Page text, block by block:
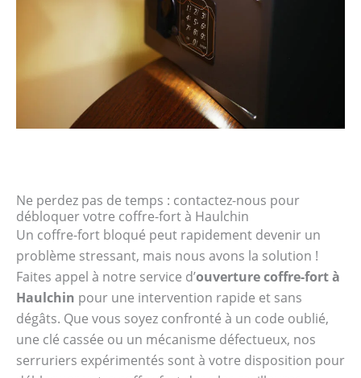
Ne perdez pas de temps : contactez-nous pour
débloquer votre coffre-fort à Haulchin
Un coffre-fort bloqué peut rapidement devenir un
problème stressant, mais nous avons la solution !
Faites appel à notre service d’ouverture coffre-fort à
Haulchin pour une intervention rapide et sans
dégâts. Que vous soyez confronté à un code oublié,
une clé cassée ou un mécanisme défectueux, nos
serruriers expérimentés sont à votre disposition pour